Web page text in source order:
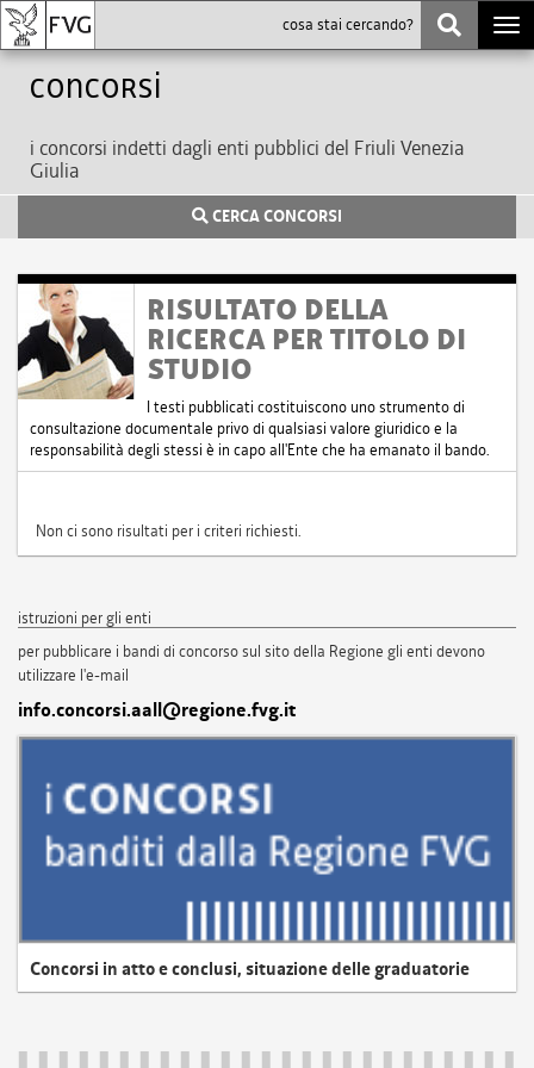
Concorsi
i concorsi indetti dagli enti pubblici del Friuli Venezia
Giulia
CERCA CONCORSI
RISULTATO DELLA
RICERCA PER TITOLO DI
STUDIO
I testi pubblicati costituiscono uno strumento di
consultazione documentale privo di qualsiasi valore giuridico e la
responsabilità degli stessi è in capo all'Ente che ha emanato il bando.
Non ci sono risultati per i criteri richiesti.
istruzioni per gli enti
per pubblicare i bandi di concorso sul sito della Regione gli enti devono
utilizzare l'e-mail
info.concorsi.aall@regione.fvg.it
Concorsi in atto e conclusi, situazione delle graduatorie